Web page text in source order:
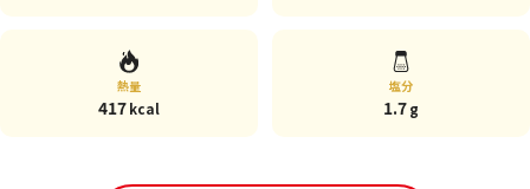
熱量
417kcal
塩分
1.7g